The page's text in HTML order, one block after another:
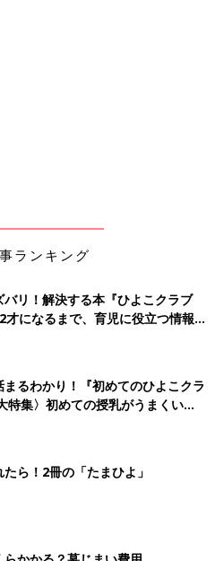
ランキング
リ！解決する本『ひよこクラブ
になるまで、育児に役立つ情報が
るわかり！『初めてのひよこクラ
特集〉初めての授乳がうまくい
ルクの基本と夏のトラブル 解決テ
ら！2冊の「たまひよ」